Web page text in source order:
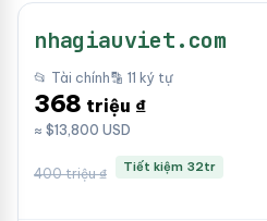
nhagiauviet.com
📂 Tài chính🔡 11 ký tự
368 triệu ₫
≈ $13,800 USD
400 triệu ₫ Tiết kiệm 32tr